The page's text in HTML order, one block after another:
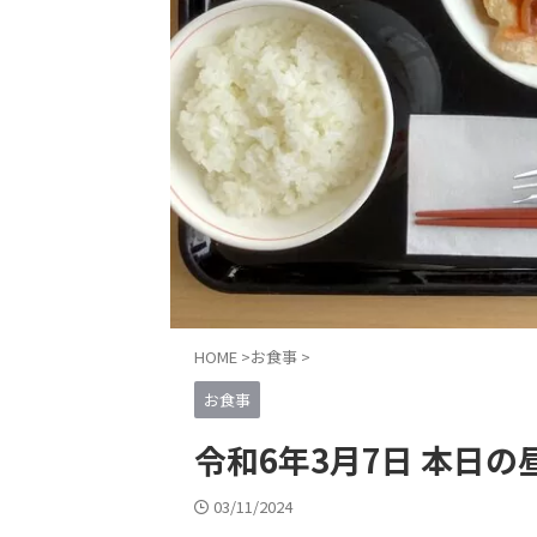
HOME >お食事 >
お食事
令和6年3月7日 本日の
03/11/2024